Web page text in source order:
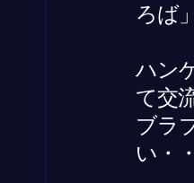
ろば
ハン
て交
ブラ
い・